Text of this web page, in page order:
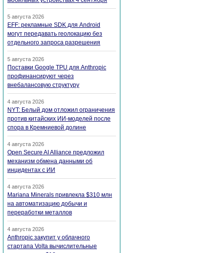
5 августа 2026
EFF: рекламные SDK для Android
могут передавать геолокацию без
отдельного запроса разрешения
5 августа 2026
Поставки Google TPU для Anthropic
профинансируют через
внебалансовую структуру
4 августа 2026
NYT: Белый дом отложил ограничения
против китайских ИИ-моделей после
спора в Кремниевой долине
4 августа 2026
Open Secure AI Alliance предложил
механизм обмена данными об
инцидентах с ИИ
4 августа 2026
Mariana Minerals привлекла $310 млн
на автоматизацию добычи и
переработки металлов
4 августа 2026
Anthropic закупит у облачного
стартапа Volta вычислительные